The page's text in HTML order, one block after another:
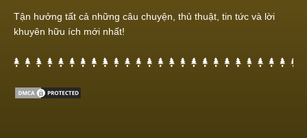
Tận hưởng tất cả những câu chuyện, thủ thuật, tin tức và lời
khuyên hữu ích mới nhất!